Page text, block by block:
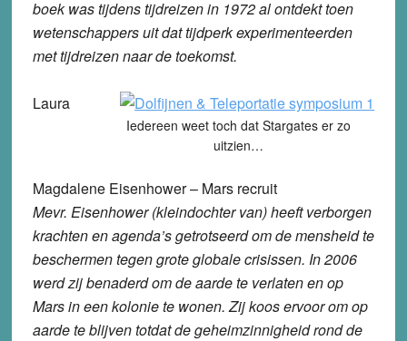
boek was tijdens tijdreizen in 1972 al ontdekt toen
wetenschappers uit dat tijdperk experimenteerden
met tijdreizen naar de toekomst.
Iedereen weet toch dat Stargates er zo
uitzien…
Laura
Magdalene Eisenhower – Mars recruit
Mevr. Eisenhower (kleindochter van) heeft verborgen
krachten en agenda’s getrotseerd om de mensheid te
beschermen tegen grote globale crisissen. In 2006
werd zij benaderd om de aarde te verlaten en op
Mars in een kolonie te wonen. Zij koos ervoor om op
aarde te blijven totdat de geheimzinnigheid rond de